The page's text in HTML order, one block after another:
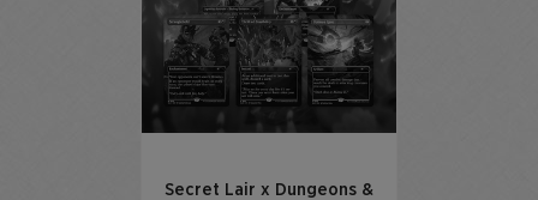
Secret Lair x Dungeons &